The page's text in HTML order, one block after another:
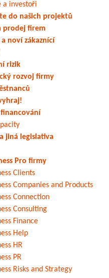
a investoři
do našich projektů
prodej firem
noví zákaznící
rizik
rozvoj firmy
jiná legislativa
Pro firmy
Clients
Companies and Products
Connection
Consulting
Finance
Help
HR
PR
Risks and Strategy